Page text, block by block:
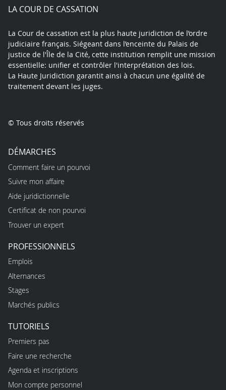
LA COUR DE CASSATION
La Cour de cassation est la plus haute juridiction de l’ordre
judiciaire français. Siégeant dans l’enceinte du Palais de
justice de l'Île de la Cité, cette institution remplit une mission
essentielle: unifier et contrôler l'interprétation des lois.
La Haute Juridiction garantit ainsi à chacun une égalité de
traitement devant les juges.
© Tous droits réservés
DÉMARCHES
Comment faire un pourvoi
Suivre mon affaire
Aide juridictionnelle
Certificat de non pourvoi
Trouver un expert
PROFESSIONNELS
Emplois
Alternances
Stages
Marchés publics
TUTORIELS
Premiers pas
Faire une recherche
Agenda et inscriptions
Mon compte personnel